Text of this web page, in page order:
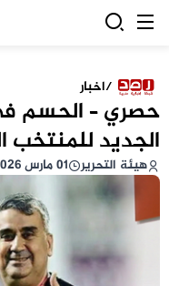
/اخبار
حصري – الحسم
الجديد للمنتخب
هيئة التحرير 01 مارس 2026 - 16:00